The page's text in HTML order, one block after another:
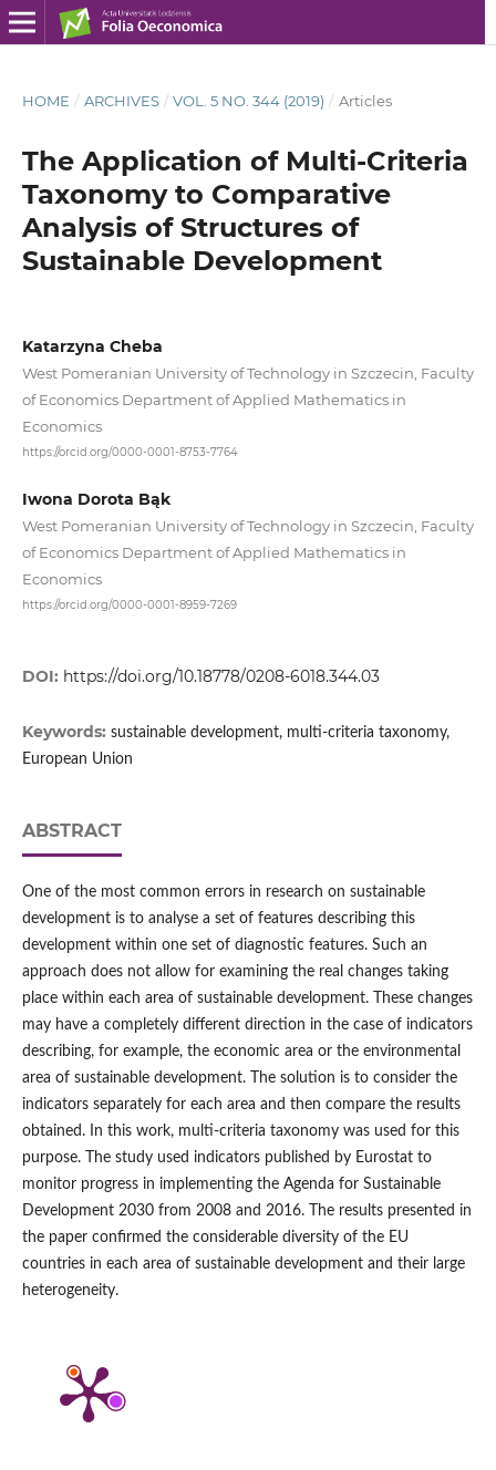
HOME / ARCHIVES / VOL. 5 NO. 344 (2019) / Articles
The Application of Multi‑Criteria
Taxonomy to Comparative
Analysis of Structures of
Sustainable Development
Katarzyna Cheba
West Pomeranian University of Technology in Szczecin, Faculty
of Economics Department of Applied Mathematics in
Economics
https://orcid.org/0000-0001-8753-7764
Iwona Dorota Bąk
West Pomeranian University of Technology in Szczecin, Faculty
of Economics Department of Applied Mathematics in
Economics
https://orcid.org/0000-0001-8959-7269
DOI: https://doi.org/10.18778/0208-6018.344.03
Keywords: sustainable development, multi-criteria taxonomy,
European Union
ABSTRACT
One of the most common errors in research on sustainable
development is to analyse a set of features describing this
development within one set of diagnostic features. Such an
approach does not allow for examining the real changes taking
place within each area of sustainable development. These changes
may have a completely different direction in the case of indicators
describing, for example, the economic area or the environmental
area of sustainable development. The solution is to consider the
indicators separately for each area and then compare the results
obtained. In this work, multi‑criteria taxonomy was used for this
purpose. The study used indicators published by Eurostat to
monitor progress in implementing the Agenda for Sustainable
Development 2030 from 2008 and 2016. The results presented in
the paper confirmed the considerable diversity of the EU
countries in each area of sustainable development and their large
heterogeneity.